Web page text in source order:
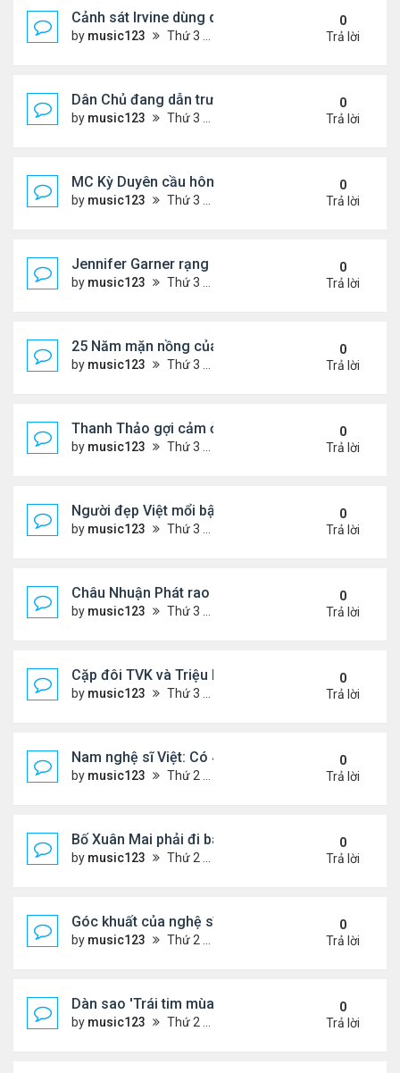
Cảnh sát Irvine dùng drone bắt kẻ trộm trong
by music123 Thứ 3 Tháng 8 04, 2026 6:20 pm
0
Trả lời
Dân Chủ đang dẫn trước Cộng Hòa trong các
by music123 Thứ 3 Tháng 8 04, 2026 6:17 pm
0
Trả lời
MC Kỳ Duyên cầu hôn lại chồng cũ
by music123 Thứ 3 Tháng 8 04, 2026 6:12 pm
0
Trả lời
Jennifer Garner rạng rỡ bên bạn trai kém 6 tuổi
by music123 Thứ 3 Tháng 8 04, 2026 6:06 pm
0
Trả lời
25 Năm mặn nồng của 'Điệp viên 007'
by music123 Thứ 3 Tháng 8 04, 2026 5:57 pm
0
Trả lời
Thanh Thảo gợi cảm ở tuổi 49
by music123 Thứ 3 Tháng 8 04, 2026 5:52 pm
0
Trả lời
Người đẹp Việt mổi bật giữa dàn sao châu Á
by music123 Thứ 3 Tháng 8 04, 2026 5:45 pm
0
Trả lời
Châu Nhuận Phát rao bán tài sản
by music123 Thứ 3 Tháng 8 04, 2026 5:36 pm
0
Trả lời
Cặp đôi TVK và Triệu Mẫn được yêu thích nhất
by music123 Thứ 3 Tháng 8 04, 2026 5:05 pm
0
Trả lời
Nam nghệ sĩ Việt: Có 4 nhà ở Pháp, sống gần
by music123 Thứ 2 Tháng 8 03, 2026 7:23 pm
0
Trả lời
Bố Xuân Mai phải đi bán cơm ở Mỹ
by music123 Thứ 2 Tháng 8 03, 2026 7:18 pm
0
Trả lời
Góc khuất của nghệ sĩ Hoài Tâm
by music123 Thứ 2 Tháng 8 03, 2026 7:13 pm
0
Trả lời
Dàn sao 'Trái tim mùa thu' sau 26 năm
by music123 Thứ 2 Tháng 8 03, 2026 7:09 pm
0
Trả lời